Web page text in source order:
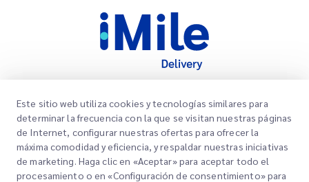
Links Rápidos
Oficinas
Solicitar una cotización
Corporativo
Sobre nosotros
Nuestros Servicios
Este sitio web utiliza cookies y tecnologías similares para
determinar la frecuencia con la que se visitan nuestras páginas
de Internet, configurar nuestras ofertas para ofrecer la
máxima comodidad y eficiencia, y respaldar nuestras iniciativas
de marketing. Haga clic en «Aceptar» para aceptar todo el
procesamiento o en «Configuración de consentimiento» para